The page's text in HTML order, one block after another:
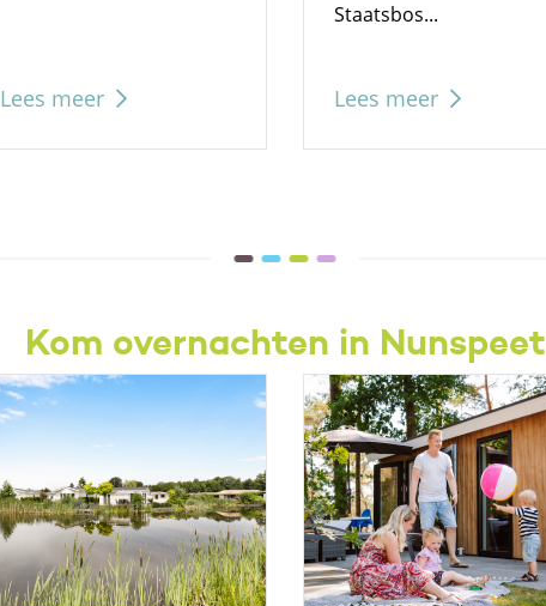
Lees meer
Staatsbos...
Lees meer
Kom overnachten in Nunspeet